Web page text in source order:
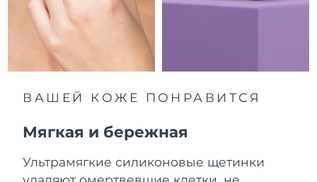
ВАШЕЙ КОЖЕ ПОНРАВИТСЯ
Мягкая и бережная
Ультрамягкие силиконовые щетинки
Кувейт
Латвия
Ливан
Ожидаемая дата доставки
Ожидаемая дата доставки